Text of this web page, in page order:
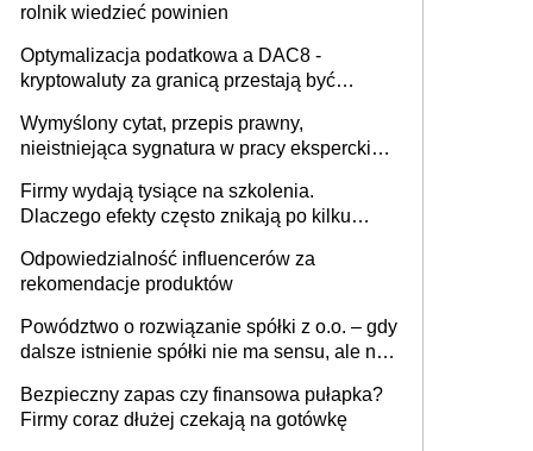
rolnik wiedzieć powinien
Optymalizacja podatkowa a DAC8 -
kryptowaluty za granicą przestają być
Wymyślony cytat, przepis prawny,
nieistniejąca sygnatura w pracy eksperckiej -
firmie
Firmy wydają tysiące na szkolenia.
Dlaczego efekty często znikają po kilku
Odpowiedzialność influencerów za
rekomendacje produktów
Powództwo o rozwiązanie spółki z o.o. – gdy
dalsze istnienie spółki nie ma sensu, ale nie
Bezpieczny zapas czy finansowa pułapka?
Firmy coraz dłużej czekają na gotówkę